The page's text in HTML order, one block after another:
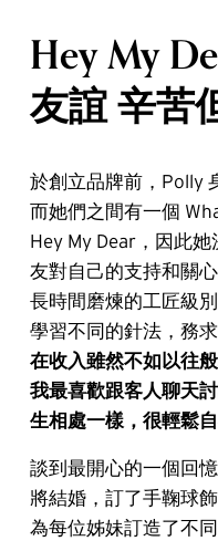
Hey My
友誼 辛苦
於創立品牌前，Polly
而她們之間有一個
Hey My Dear，因此
友對自己的支持和關
長時間磨煉的工匠級
學習不同的針法，務
在收入雖然不如以往
我最喜歡跟客人聊天
生相處一樣，很輕鬆自
談到最開心的一個回
將結婚，訂了手鞠球
為每位姊妹訂造了不